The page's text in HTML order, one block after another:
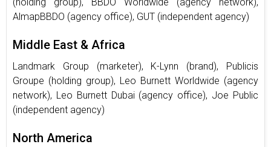
(holding group), BBDO Worldwide (agency network),
AlmapBBDO (agency office), GUT (independent agency)
Middle East & Africa
Landmark Group (marketer), K-Lynn (brand), Publicis
Groupe (holding group), Leo Burnett Worldwide (agency
network), Leo Burnett Dubai (agency office), Joe Public
(independent agency)
North America